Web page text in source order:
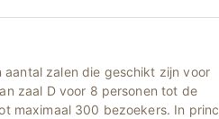
zalen die geschikt zijn voor
zaal D voor 8 personen tot de
maximaal 300 bezoekers. In